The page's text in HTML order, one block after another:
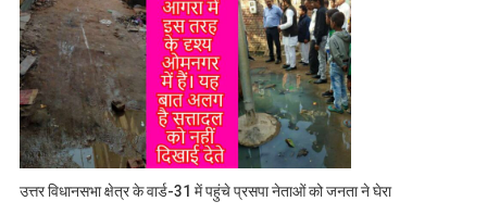
उत्तर विधानसभा क्षेत्र के वार्ड-31 में पहुंचे प्रसपा नेताओं को जनता ने घेरा